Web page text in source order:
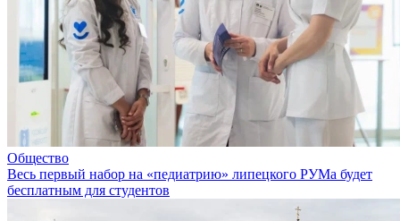
Общество
Весь первый набор на «педиатрию» липецкого РУМа будет
бесплатным для студентов